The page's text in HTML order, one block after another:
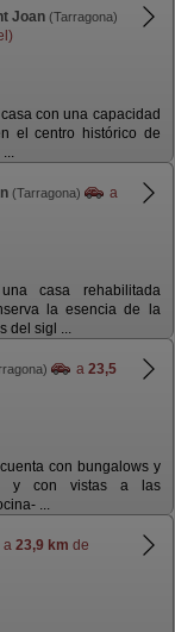
Joan (Tarragona)
con una capacidad
el centro histórico de
(Tarragona)
a
casa rehabilitada
la esencia de la
del sigl ...
a 23,5
con bungalows y
y con vistas a las
...
a 23,9 km de